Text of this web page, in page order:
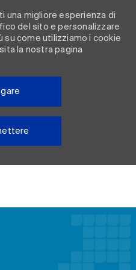
una migliore esperienza di
del sito e personalizzare
su come utilizziamo i cookie
la nostra pagina